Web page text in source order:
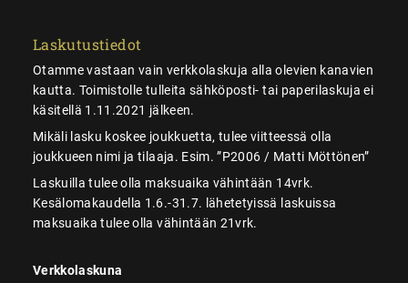
Laskutustiedot
Otamme vastaan vain verkkolaskuja alla olevien kanavien
kautta. Toimistolle tulleita sähköposti- tai paperilaskuja ei
käsitellä 1.11.2021 jälkeen.
Mikäli lasku koskee joukkuetta, tulee viitteessä olla
joukkueen nimi ja tilaaja. Esim. ”P2006 / Matti Möttönen”
Laskuilla tulee olla maksuaika vähintään 14vrk.
Kesälomakaudella 1.6.-31.7. lähetetyissä laskuissa
maksuaika tulee olla vähintään 21vrk.
Verkkolaskuna